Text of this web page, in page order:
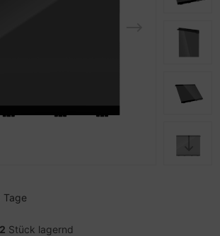
Tage
2 Stück lagernd